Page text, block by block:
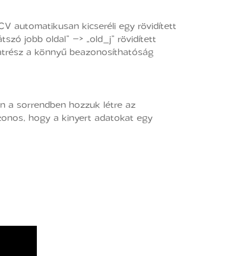
automatikusan kicseréli egy rövidített
jobb oldal” –> „old_j” rövidített
a könnyű beazonosíthatóság
a sorrendben hozzuk létre az
hogy a kinyert adatokat egy